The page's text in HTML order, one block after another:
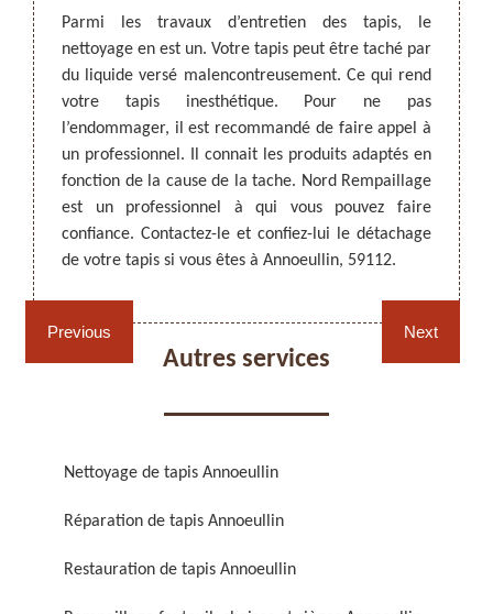
ARTISAN DEZITTER, REMPAILLAGE -
CANNAGE - RECOLLAGE, 59 NORD
Rempaillage fauteuil,
chaises et sièges 59
Cannage fauteuil, chaises
et sièges 59
Réparation de fauteuil,
Réfection de fauteuil,
Previous
de
de
Nord
vous
Parmi les travaux d’entretien des tapis, le
nettoyage en est un. Votre tapis peut être taché par
du liquide versé malencontreusement. Ce qui rend
votre tapis inesthétique. Pour ne pas
l’endommager, il est recommandé de faire appel à
un professionnel. Il connait les produits adaptés en
fonction de la cause de la tache. Nord Rempaillage
est un professionnel à qui vous pouvez faire
confiance. Contactez-le et confiez-lui le détachage
de votre tapis si vous êtes à Annoeullin, 59112.
qui
un
Next
Autres services
Nettoyage de tapis Annoeullin
Réparation de tapis Annoeullin
Restauration de tapis Annoeullin